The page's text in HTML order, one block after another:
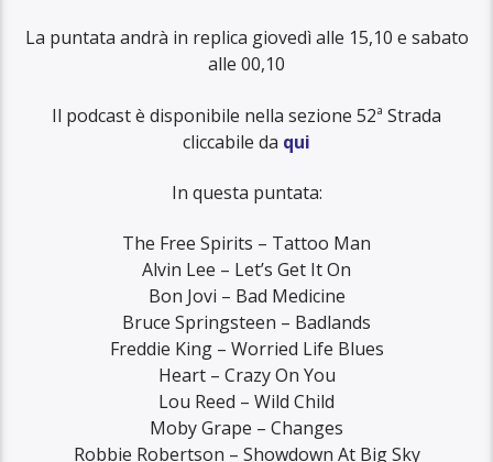
La puntata andrà in replica giovedì alle 15,10 e sabato
alle 00,10
Il podcast è disponibile nella sezione 52ª Strada
cliccabile da qui
In questa puntata:
The Free Spirits – Tattoo Man
Alvin Lee – Let’s Get It On
Bon Jovi – Bad Medicine
Bruce Springsteen – Badlands
Freddie King – Worried Life Blues
Heart – Crazy On You
Lou Reed – Wild Child
Moby Grape – Changes
Robbie Robertson – Showdown At Big Sky